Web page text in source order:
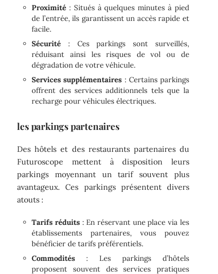
Proximité : Situés à quelques minutes à pied
de l’entrée, ils garantissent un accès rapide et
facile.
Sécurité : Ces parkings sont surveillés,
réduisant ainsi les risques de vol ou de
dégradation de votre véhicule.
Services supplémentaires : Certains parkings
offrent des services additionnels tels que la
recharge pour véhicules électriques.
les parkings partenaires
Des hôtels et des restaurants partenaires du
Futuroscope mettent à disposition leurs
parkings moyennant un tarif souvent plus
avantageux. Ces parkings présentent divers
atouts :
Tarifs réduits : En réservant une place via les
établissements partenaires, vous pouvez
bénéficier de tarifs préférentiels.
Commodités : Les parkings d’hôtels
proposent souvent des services pratiques